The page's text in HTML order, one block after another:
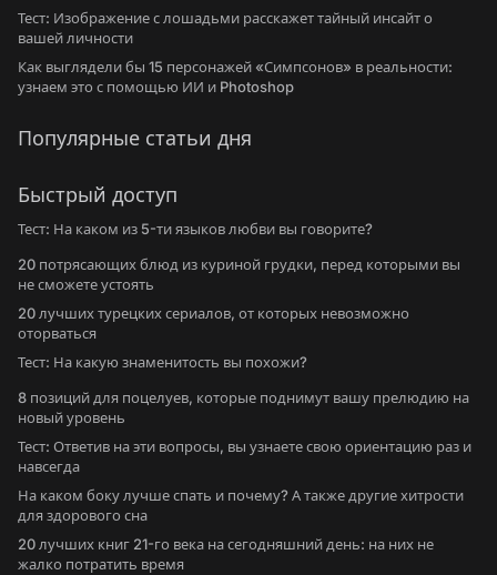
Тест: Изображение с лошадьми расскажет тайный инсайт о
вашей личности
Как выглядели бы 15 персонажей «Симпсонов» в реальности:
узнаем это с помощью ИИ и Photoshop
Популярные статьи дня
Быстрый доступ
Тест: На каком из 5-ти языков любви вы говорите?
20 потрясающих блюд из куриной грудки, перед которыми вы
не сможете устоять
20 лучших турецких сериалов, от которых невозможно
оторваться
Тест: На какую знаменитость вы похожи?
8 позиций для поцелуев, которые поднимут вашу прелюдию на
новый уровень
Тест: Ответив на эти вопросы, вы узнаете свою ориентацию раз и
навсегда
На каком боку лучше спать и почему? А также другие хитрости
для здорового сна
20 лучших книг 21-го века на сегодняшний день: на них не
жалко потратить время